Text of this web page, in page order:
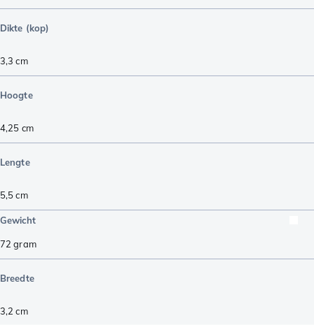
Dikte (kop)
3,3 cm
Hoogte
4,25 cm
Lengte
5,5cm
Gewicht
72 gram
Breedte
3,2 cm